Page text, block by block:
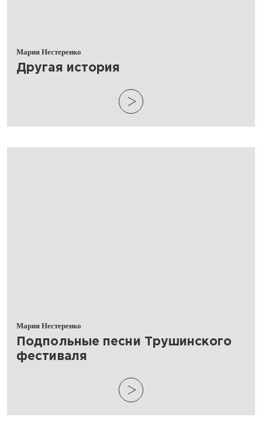
Мария Нестеренко
​Другая история
Мария Нестеренко
​Подпольные песни Трушинского
фестиваля